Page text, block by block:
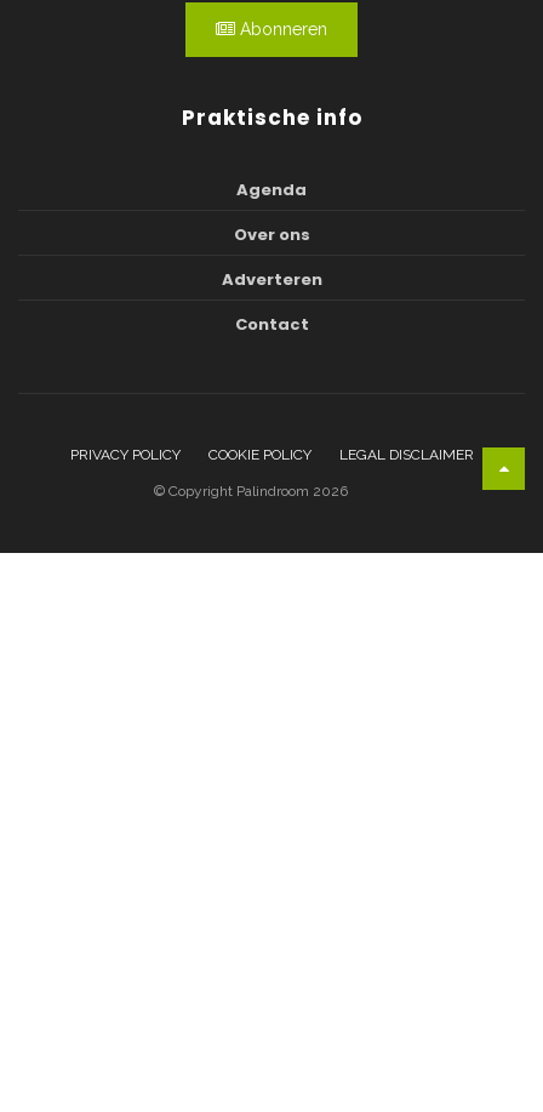
Abonneren
Praktische info
Agenda
Over ons
Adverteren
Contact
PRIVACY POLICY COOKIE POLICY LEGAL DISCLAIMER
© Copyright Palindroom 2026